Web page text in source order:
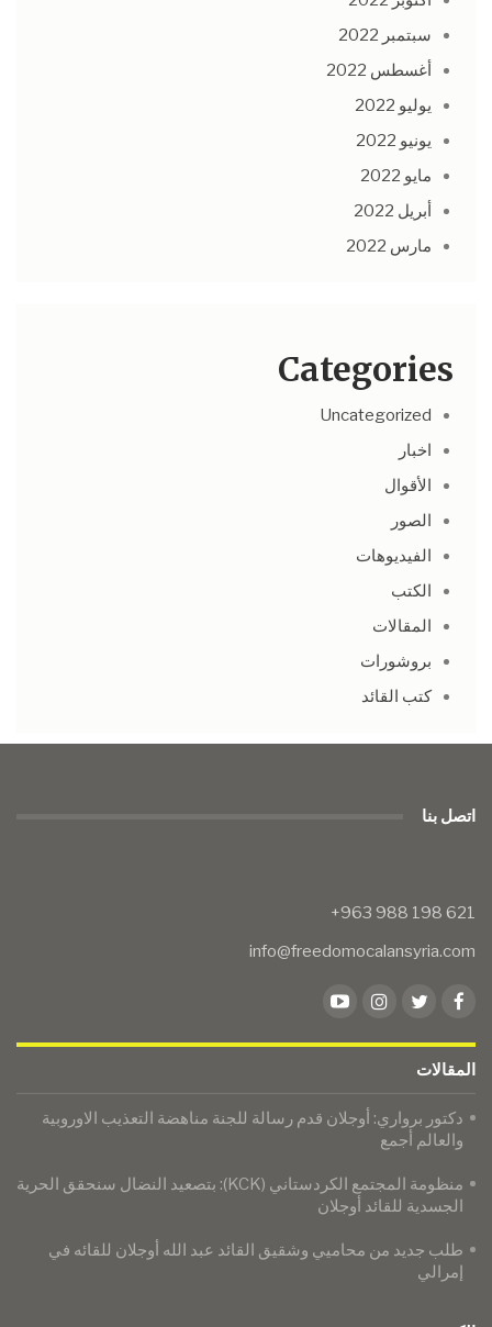
سبتمبر 2022
أغسطس 2022
يوليو 2022
يونيو 2022
مايو 2022
أبريل 2022
مارس 2022
Categories
Uncategorized
اخبار
الأقوال
الصور
الفيديوهات
الكتب
المقالات
بروشورات
كتب القائد
اتصل بنا
info@freedomocalansyria.com
المقالات
دكتور برواري: أوجلان قدم رسالة للجنة مناهضة التعذيب الاوروبية
والعالم أجمع
منظومة المجتمع الكردستاني (KCK): بتصعيد النضال سنحقق الحرية
الجسدية للقائد أوجلان
​​​​​​​طلب جديد من محاميي وشقيق القائد عبد الله أوجلان للقائه في
إمرالي